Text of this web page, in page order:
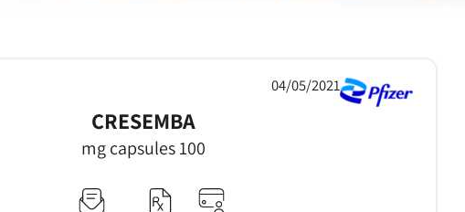
04/05/2021
CRESEMBA
100 mg capsules